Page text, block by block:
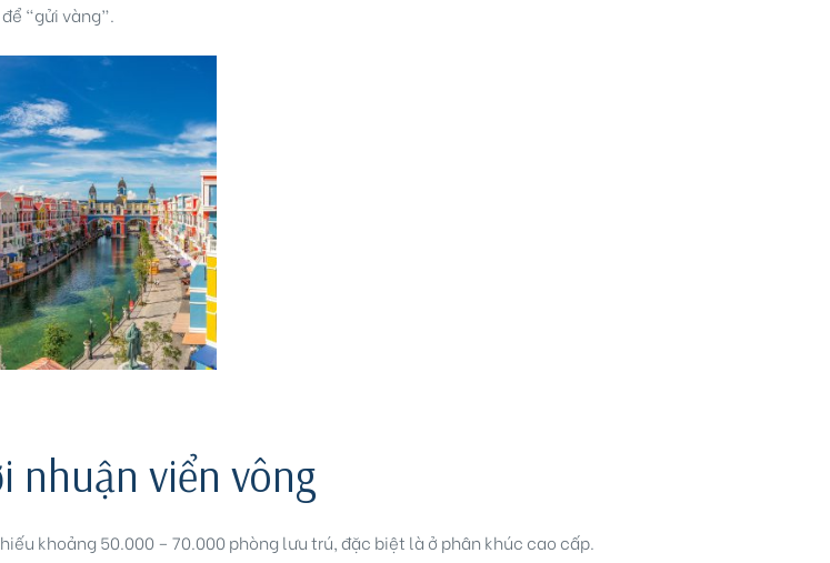
“gửi vàng”.
nhuận viển vông
khoảng 50.000 – 70.000 phòng lưu trú, đặc biệt là ở phân khúc cao cấp.